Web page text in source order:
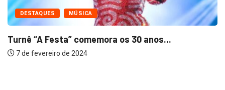
MÚSICA
Festa” comemora os 30 anos...
de 2024